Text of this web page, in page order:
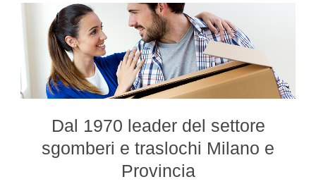
Dal 1970 leader del settore
sgomberi e traslochi Milano e
Provincia